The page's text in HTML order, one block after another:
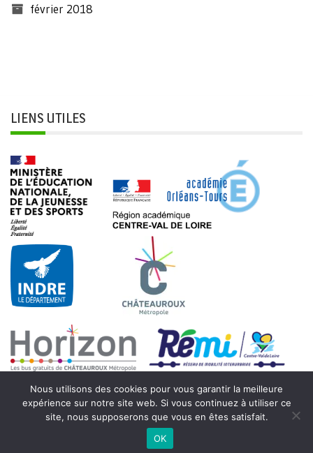
février 2018
LIENS UTILES
© 2021 - Collège Beaulieu - 7 rue Max Hymans - 36000 Châteauroux
- Tous droits réservés - Reproduction interdite
Nous utilisons des cookies pour vous garantir la meilleure
expérience sur notre site web. Si vous continuez à utiliser ce
site, nous supposerons que vous en êtes satisfait.
OK